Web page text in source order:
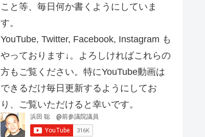
こと等、毎日何か書くようにしていま
す。
YouTube, Twitter, Facebook, Instagram も
やっております↓。よろしければこれらの
方もご覧ください。特にYouTube動画は
できるだけ毎日更新するようにしてお
り、ご覧いただけると幸いです。